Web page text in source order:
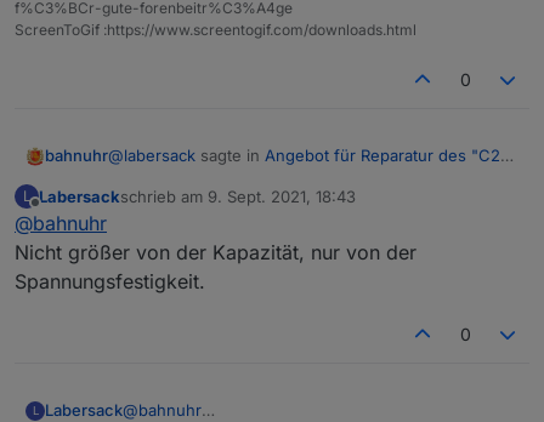
f%C3%BCr-gute-forenbeitr%C3%A4ge
ScreenToGif :https://www.screentogif.com/downloads.html
0
bahnuhr@labersack sagte in Angebot für Reparatur des "C26-
Du hast dann aber doch größere genommen, oder ?
L
Offline
Labersackschrieb am 9. Sept. 2021, 18:43
zuletzt editiert von
@bahnuhr
Nicht größer von der Kapazität, nur von der
Spannungsfestigkeit.
0
L Labersack@bahnuhr